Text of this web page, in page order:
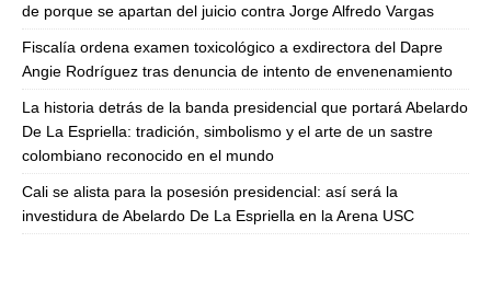
de porque se apartan del juicio contra Jorge Alfredo Vargas
Fiscalía ordena examen toxicológico a exdirectora del Dapre
Angie Rodríguez tras denuncia de intento de envenenamiento
La historia detrás de la banda presidencial que portará Abelardo
De La Espriella: tradición, simbolismo y el arte de un sastre
colombiano reconocido en el mundo
Cali se alista para la posesión presidencial: así será la
investidura de Abelardo De La Espriella en la Arena USC